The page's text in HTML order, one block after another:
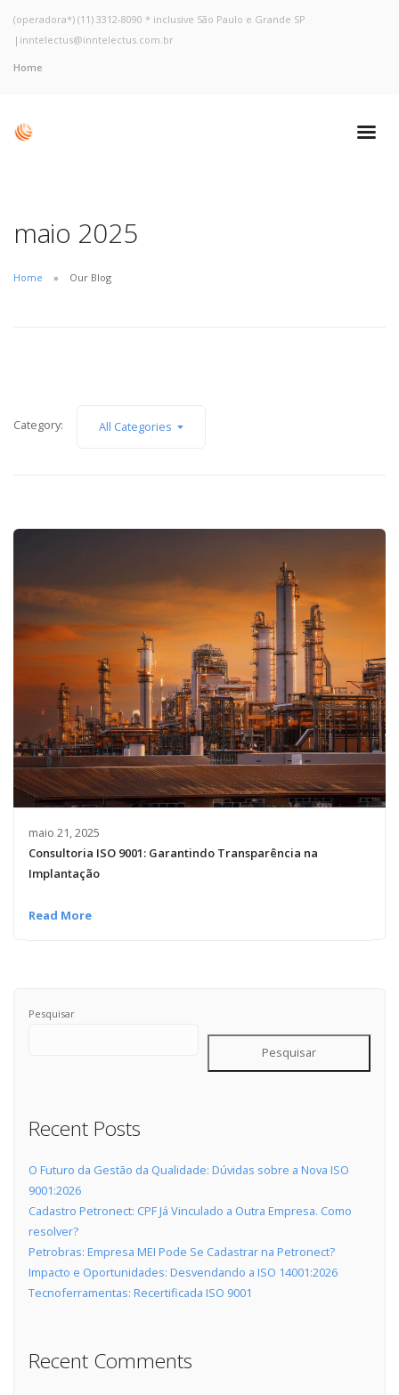
(operadora*) (11) 3312-8090 * inclusive São Paulo e Grande SP
| inntelectus@inntelectus.com.br
Home
maio 2025
Home Our Blog
Category: All Categories
maio 21, 2025
Consultoria ISO 9001: Garantindo Transparência na
Implantação
Read More
Pesquisar
Pesquisar
Recent Posts
O Futuro da Gestão da Qualidade: Dúvidas sobre a Nova ISO
9001:2026
Cadastro Petronect: CPF Já Vinculado a Outra Empresa. Como
resolver?
Petrobras: Empresa MEI Pode Se Cadastrar na Petronect?
Impacto e Oportunidades: Desvendando a ISO 14001:2026
Tecnoferramentas: Recertificada ISO 9001
Recent Comments